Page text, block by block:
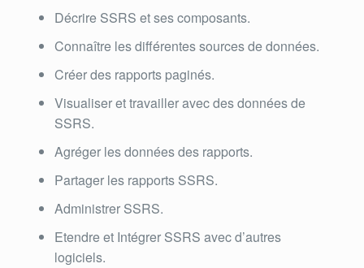
Décrire SSRS et ses composants.
Connaître les différentes sources de données.
Créer des rapports paginés.
Visualiser et travailler avec des données de
SSRS.
Agréger les données des rapports.
Partager les rapports SSRS.
Administrer SSRS.
Etendre et Intégrer SSRS avec d’autres
logiciels.